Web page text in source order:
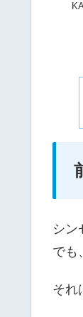
シン
でも
それ